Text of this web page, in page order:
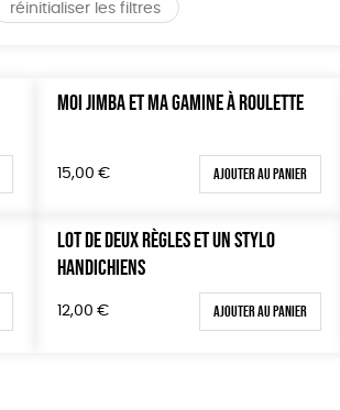
réinitialiser les filtres
MOI JIMBA ET MA GAMINE À ROULETTE
15,00 € Ajouter au panier
LOT DE DEUX RÈGLES ET UN STYLO
HANDICHIENS
12,00 € Ajouter au panier